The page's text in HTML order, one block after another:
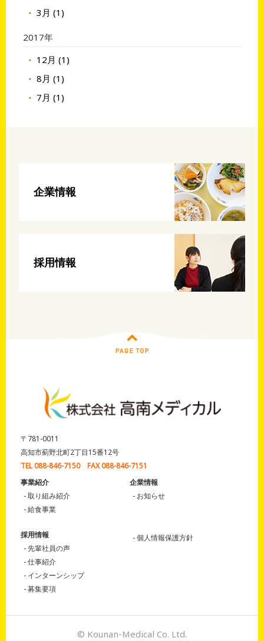
3月 (1)
2017年
12月 (1)
8月 (1)
7月 (1)
企業情報
採用情報
〒781-0011
高知市薊野北町2丁目15番12号
TEL 088-846-7150 FAX 088-846-7151
事業紹介
取り組み紹介
給食事業
企業情報
お知らせ
採用情報
先輩社員の声
仕事紹介
インターンシップ
募集要項
個人情報保護方針
© Kounan-Medical Co. Ltd.